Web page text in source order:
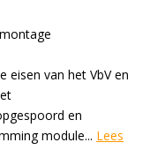
eisen van het VbV en
en
module... Lees